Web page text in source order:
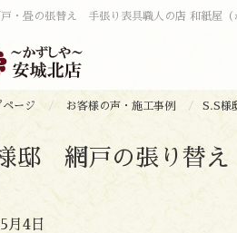
・畳の張替え 手張り表具職人の店 和紙屋（
ページ お客様の声・施工事例 S.S様
邸 網戸の張り替え
月4日